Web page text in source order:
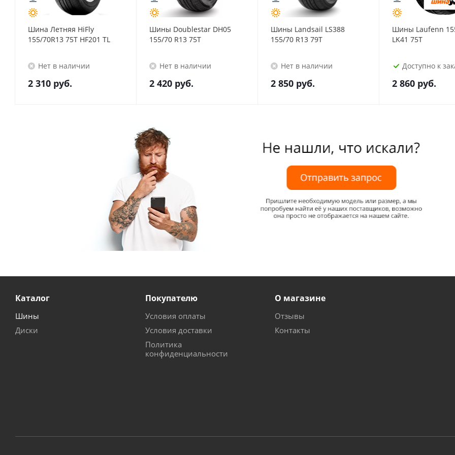
Шина Летняя HiFly
155/70R13 75T HF201 TL
Нет в наличии
2 310 руб.
Шины Doublestar DH05
155/70 R13 75T
Нет в наличии
2 420 руб.
Шины Landsail LS388
155/70 R13 79T
Нет в наличии
2 850 руб.
Шины Laufenn
LK41 75T
Доступно к
2 860 руб.
Каталог
Шины
Диски
Покупателю
Условия оплаты
Условия доставки
Политика
конфиденциальности
О магазине
Отзывы
Контакты